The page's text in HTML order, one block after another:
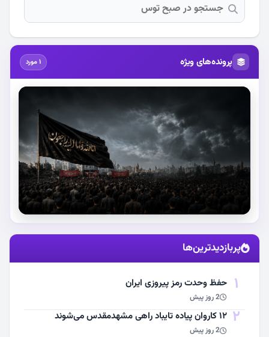
پرونده‌های ویژه 1 مورد
استقبال از آقای شهید ایران
مشاهده اخبار
پربازدیدترین‌ها
1 حفظ وحدت رمز پیروزی ایران
2 روز پیش
2 ۱۲ کاروان پیاده تایباد راهی مشهدمقدس می‌شوند
2 روز پیش